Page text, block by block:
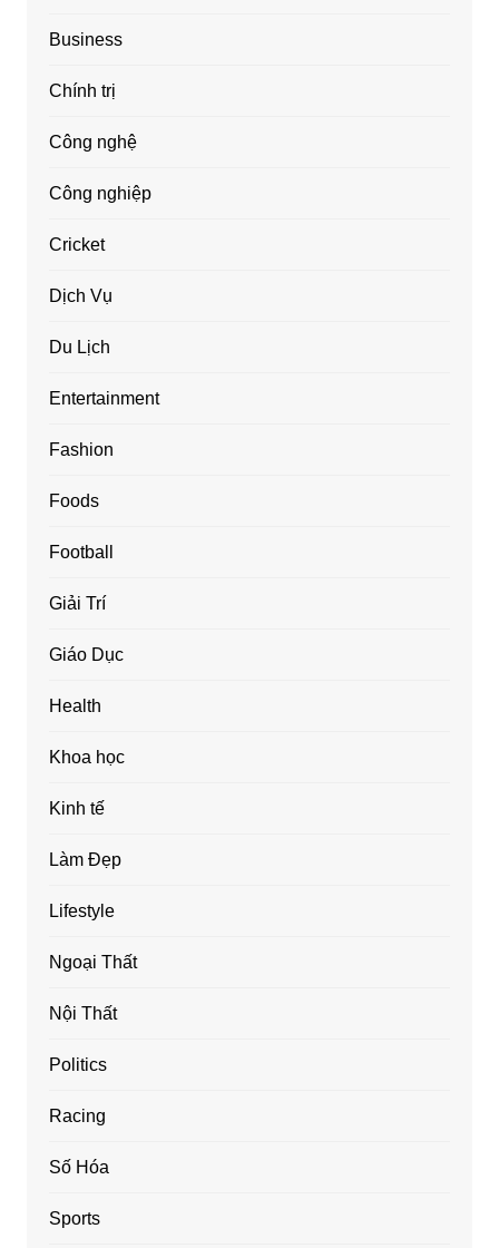
Business
Chính trị
Công nghệ
Công nghiệp
Cricket
Dịch Vụ
Du Lịch
Entertainment
Fashion
Foods
Football
Giải Trí
Giáo Dục
Health
Khoa học
Kinh tế
Làm Đẹp
Lifestyle
Ngoại Thất
Nội Thất
Politics
Racing
Số Hóa
Sports